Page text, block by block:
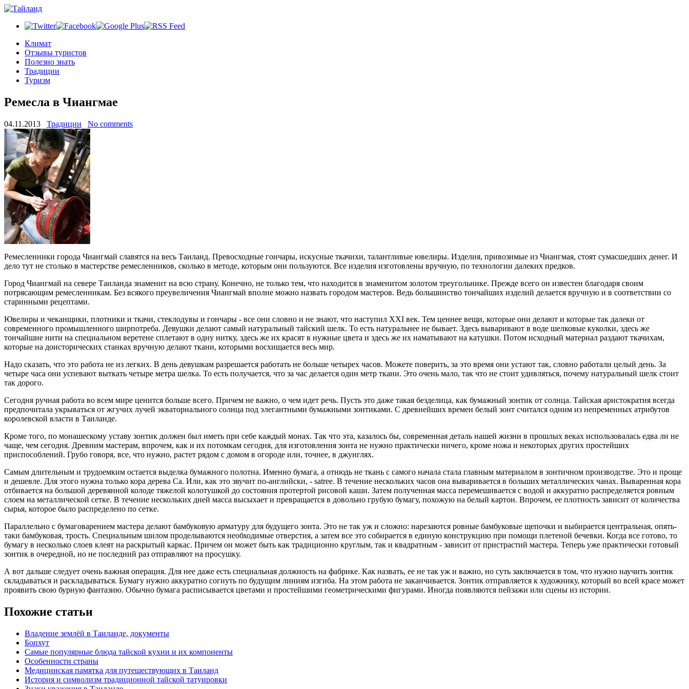
Климат
Отзывы туристов
Полезно знать
Традиции
Туризм
Ремесла в Чиангмае
04.11.2013 Традиции No comments
Ремесленники города Чиангмай славятся на весь Таиланд. Превосходные гончары, искусные ткачихи, талантливые ювелиры. Изделия, привозимые из Чиангмая, стоят сумасшедших денег. И
дело тут не столько в мастерстве ремесленников, сколько в методе, которым они пользуются. Все изделия изготовлены вручную, по технологии далеких предков.
Город Чиангмай на севере Таиланда знаменит на всю страну. Конечно, не только тем, что находится в знаменитом золотом треугольнике. Прежде всего он известен благодаря своим
потрясающим ремесленникам. Без всякого преувеличения Чиангмай вполне можно назвать городом мастеров. Ведь большинство тончайших изделий делается вручную и в соответствии со
старинными рецептами.
Ювелиры и чеканщики, плотники и ткачи, стеклодувы и гончары - все они словно и не знают, что наступил XXI век. Тем ценнее вещи, которые они делают и которые так далеки от
современного промышленного ширпотреба. Девушки делают самый натуральный тайский шелк. То есть натуральнее не бывает. Здесь вываривают в воде шелковые куколки, здесь же
тончайшие нити на специальном веретене сплетают в одну нитку, здесь же их красят в нужные цвета и здесь же их наматывают на катушки. Потом исходный материал раздают ткачихам,
которые на доисторических станках вручную делают ткани, которыми восхищается весь мир.
Надо сказать, что это работа не из легких. В день девушкам разрешается работать не больше четырех часов. Можете поверить, за это время они устают так, словно работали целый день. За
четыре часа они успевают выткать четыре метра шелка. То есть получается, что за час делается один метр ткани. Это очень мало, так что не стоит удивляться, почему натуральный шелк стоит
так дорого.
Сегодня ручная работа во всем мире ценится больше всего. Причем не важно, о чем идет речь. Пусть это даже такая безделица, как бумажный зонтик от солнца. Тайская аристократия всегда
предпочитала укрываться от жгучих лучей экваториального солнца под элегантными бумажными зонтиками. С древнейших времен белый зонт считался одним из непременных атрибутов
королевской власти в Таиланде.
Кроме того, по монашескому уставу зонтик должен был иметь при себе каждый монах. Так что эта, казалось бы, современная деталь нашей жизни в прошлых веках использовалась едва ли не
чаще, чем сегодня. Древним мастерам, впрочем, как и их потомкам сегодня, для изготовления зонта не нужно практически ничего, кроме ножа и некоторых других простейших
приспособлений. Грубо говоря, все, что нужно, растет рядом с домом в огороде или, точнее, в джунглях.
Самым длительным и трудоемким остается выделка бумажного полотна. Именно бумага, а отнюдь не ткань с самого начала стала главным материалом в зонтичном производстве. Это и проще
и дешевле. Для этого нужна только кора дерева Са. Или, как это звучит по-английски, - satree. В течение нескольких часов она вываривается в больших металлических чанах. Вываренная кора
отбивается на большой деревянной колоде тяжелой колотушкой до состояния протертой рисовой каши. Затем полученная масса перемешивается с водой и аккуратно распределяется ровным
слоем на металлической сетке. В течение нескольких дней масса высыхает и превращается в довольно грубую бумагу, похожую на белый картон. Впрочем, ее плотность зависит от количества
сырья, которое было распределено по сетке.
Параллельно с бумаговарением мастера делают бамбуковую арматуру для будущего зонта. Это не так уж и сложно: нарезаются ровные бамбуковые щепочки и выбирается центральная, опять-
таки бамбуковая, трость. Специальным шилом проделываются необходимые отверстия, а затем все это собирается в единую конструкцию при помощи плетеной бечевки. Когда все готово, то
бумагу в несколько слоев клеят на раскрытый каркас. Причем он может быть как традиционно круглым, так и квадратным - зависит от пристрастий мастера. Теперь уже практически готовый
зонтик в очередной, но не последний раз отправляют на просушку.
А вот дальше следует очень важная операция. Для нее даже есть специальная должность на фабрике. Как назвать, ее не так уж и важно, но суть заключается в том, что нужно научить зонтик
складываться и раскладываться. Бумагу нужно аккуратно согнуть по будущим линиям изгиба. На этом работа не заканчивается. Зонтик отправляется к художнику, который во всей красе может
проявить свою бурную фантазию. Обычно бумага расписывается цветами и простейшими геометрическими фигурами. Иногда появляются пейзажи или сцены из истории.
Похожие статьи
Владение землёй в Таиланде, документы
Бопхут
Самые популярные блюда тайской кухни и их компоненты
Особенности страны
Медицинская памятка для путешествующих в Таиланд
История и символизм традиционной тайской татуировки